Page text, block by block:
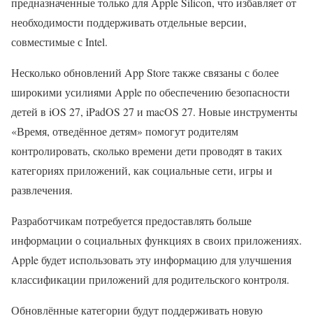
необходимости поддерживать отдельные версии,
совместимые с Intel.
Несколько обновлений App Store также связаны с более
широкими усилиями Apple по обеспечению безопасности
детей в iOS 27, iPadOS 27 и macOS 27. Новые инструменты
«Время, отведённое детям» помогут родителям
контролировать, сколько времени дети проводят в таких
категориях приложений, как социальные сети, игры и
развлечения.
Разработчикам потребуется предоставлять больше
информации о социальных функциях в своих приложениях.
Apple будет использовать эту информацию для улучшения
классификации приложений для родительского контроля.
Обновлённые категории будут поддерживать новую